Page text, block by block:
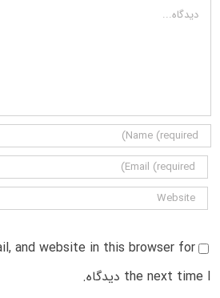
دیدگاه
and website in this browser for
the next time I دیدگاه.